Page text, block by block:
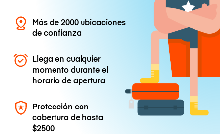
Más de 2000 ubicaciones
de confianza
Llega en cualquier
momento durante el
horario de apertura
Protección con
cobertura de hasta
$2500